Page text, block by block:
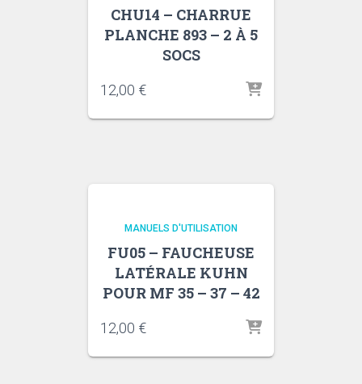
CHU14 – CHARRUE
PLANCHE 893 – 2 À 5
SOCS
12,00 €
MANUELS D'UTILISATION
FU05 – FAUCHEUSE
LATÉRALE KUHN
POUR MF 35 – 37 – 42
12,00 €